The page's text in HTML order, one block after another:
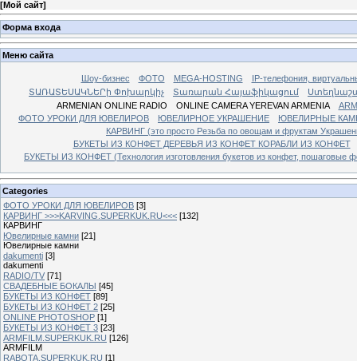
[Мой сайт]
Форма входа
Меню сайта
Шоу-бизнес ФОТО MEGA-HOSTING
IP-телефония,
ՏԱՌԱՏԵՍԱԿՆԵՐի Փոխարկիչ
Տառարան Հայաֆիկացում
ARMENIAN ONLINE RADIO
ONLINE CAMERA YEREVAN ARMENIA
ФОТО УРОКИ ДЛЯ ЮВЕЛИРОВ
ЮВЕЛИРНОЕ УКРАШЕНИЕ
ЮВЕЛИРНЫЕ
КАРВИНГ (это просто Резьба по овощам и фруктам
БУКЕТЫ ИЗ КОНФЕТ ДЕРЕВЬЯ ИЗ КОНФЕТ КОРАБЛИ ИЗ КОНФЕТ
БУКЕТЫ ИЗ КОНФЕТ (Технология изготовления букетов из конфет, пошаговые
Categories
ФОТО УРОКИ ДЛЯ ЮВЕЛИРОВ [3]
КАРВИНГ >>>KARVING.SUPERKUK.RU<<< [132]
КАРВИНГ
Ювелирные камни [21]
Ювелирные камни
dakumenti [3]
dakumenti
RADIO/TV [71]
СВАДЕБНЫЕ БОКАЛЫ [45]
БУКЕТЫ ИЗ КОНФЕТ [89]
БУКЕТЫ ИЗ КОНФЕТ 2 [25]
ONLINE PHOTOSHOP [1]
БУКЕТЫ ИЗ КОНФЕТ 3 [23]
ARMFILM.SUPERKUK.RU [126]
ARMFILM
RABOTA.SUPERKUK.RU [1]